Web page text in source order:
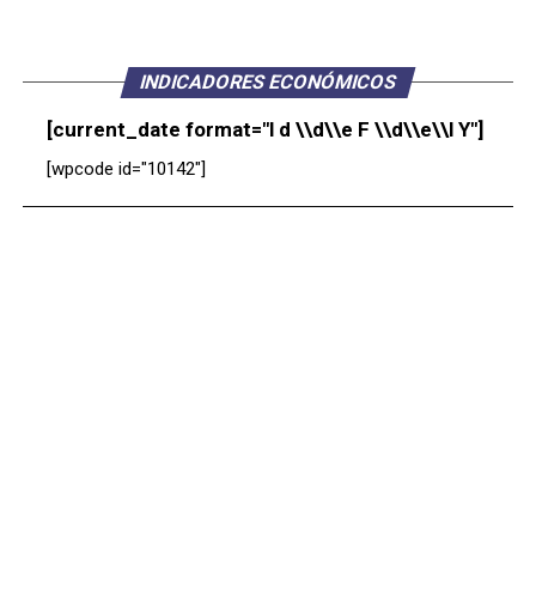
INDICADORES ECONÓMICOS
[current_date format="l d \\d\\e F \\d\\e\\l Y"]
[wpcode id="10142"]